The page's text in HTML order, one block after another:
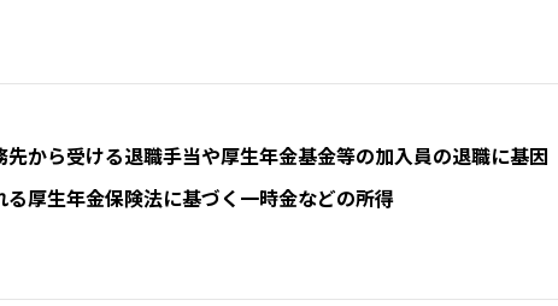
から受ける退職手当や厚生年金基金等の加入員の退職に基因
る厚生年金保険法に基づく一時金などの所得